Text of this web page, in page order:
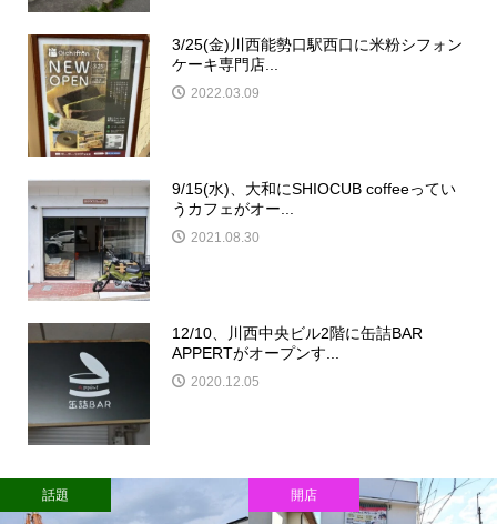
3/25(金)川西能勢口駅西口に米粉シフォン
ケーキ専門店...
2022.03.09
9/15(水)、大和にSHIOCUB coffeeってい
うカフェがオー...
2021.08.30
12/10、川西中央ビル2階に缶詰BAR
APPERTがオープンす...
2020.12.05
話題 開店